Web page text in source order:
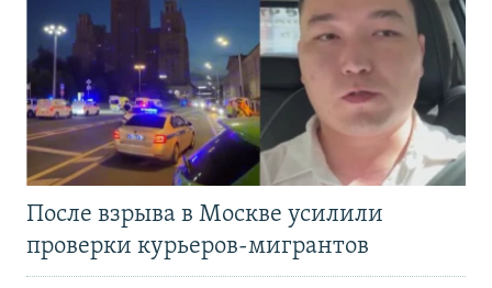
После взрыва в Москве усилили
проверки курьеров-мигрантов